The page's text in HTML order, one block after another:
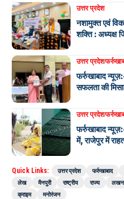
उत्तर प्रदेश
नशामुक्त एवं
शक्ति : अध्यक्ष
उत्तर प्रदेश
फर्रुखाबाद
सफलता की
उत्तर प्रदेश
फर्रुखाबाद
में, राजेपुर में
Quick Links: उत्तर प्रदेश फर्रुखाबाद
लेख
मैनपुरी राष्ट्रीय राज्य
क्राइम
मनोरंजन